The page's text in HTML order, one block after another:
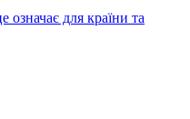
перевіряти домашню